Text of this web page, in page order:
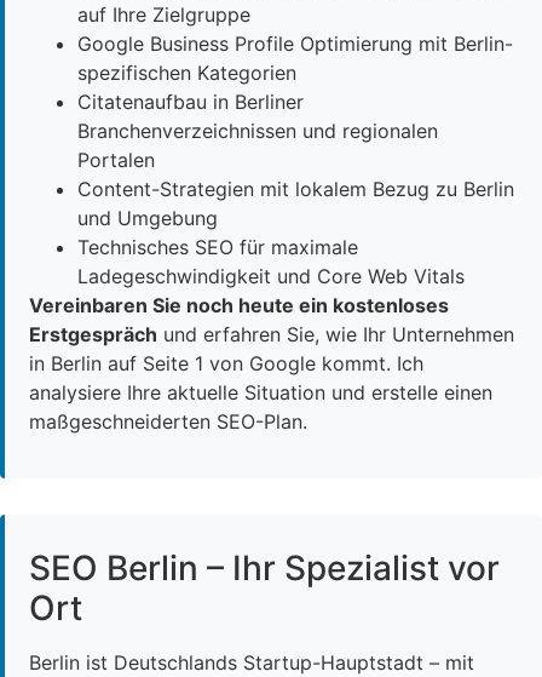
auf Ihre Zielgruppe
Google Business Profile Optimierung mit Berlin-
spezifischen Kategorien
Citatenaufbau in Berliner
Branchenverzeichnissen und regionalen
Portalen
Content-Strategien mit lokalem Bezug zu Berlin
und Umgebung
Technisches SEO für maximale
Ladegeschwindigkeit und Core Web Vitals
Vereinbaren Sie noch heute ein kostenloses
Erstgespräch und erfahren Sie, wie Ihr Unternehmen
in Berlin auf Seite 1 von Google kommt. Ich
analysiere Ihre aktuelle Situation und erstelle einen
maßgeschneiderten SEO-Plan.
SEO Berlin – Ihr Spezialist vor
Ort
Berlin ist Deutschlands Startup-Hauptstadt – mit